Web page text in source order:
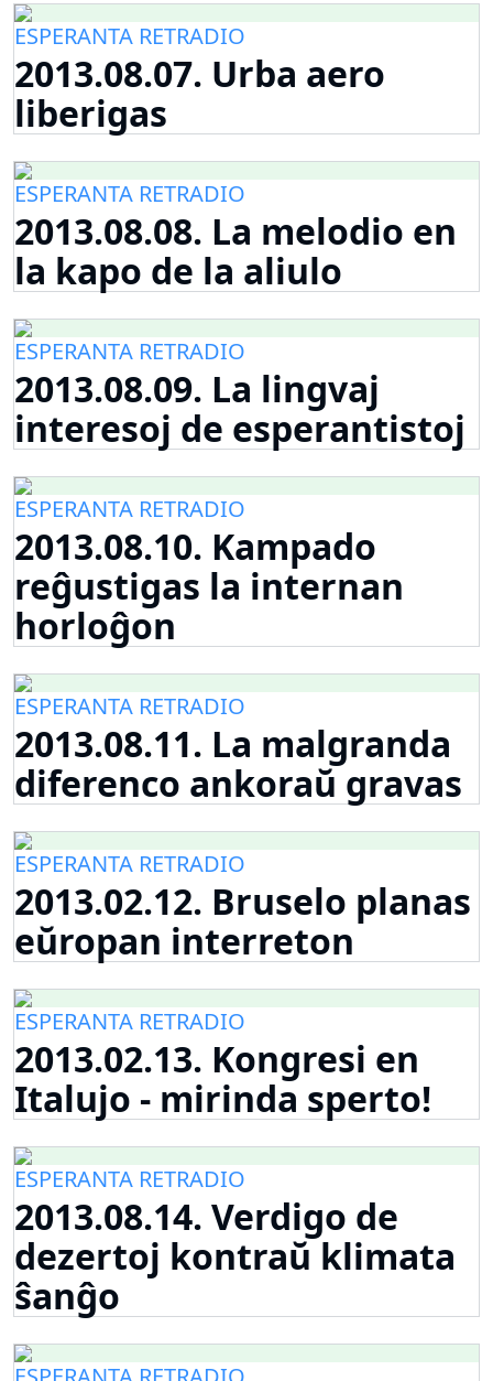
ESPERANTA RETRADIO
2013.08.07. Urba aero
liberigas
ESPERANTA RETRADIO
2013.08.08. La melodio en
la kapo de la aliulo
ESPERANTA RETRADIO
2013.08.09. La lingvaj
interesoj de esperantistoj
ESPERANTA RETRADIO
2013.08.10. Kampado
reĝustigas la internan
horloĝon
ESPERANTA RETRADIO
2013.08.11. La malgranda
diferenco ankoraŭ gravas
ESPERANTA RETRADIO
2013.02.12. Bruselo planas
eŭropan interreton
ESPERANTA RETRADIO
2013.02.13. Kongresi en
Italujo - mirinda sperto!
ESPERANTA RETRADIO
2013.08.14. Verdigo de
dezertoj kontraŭ klimata
ŝanĝo